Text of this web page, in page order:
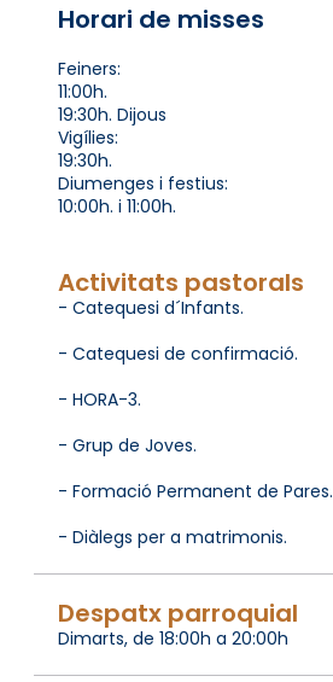
Horari de misses
Feiners:
11:00h.
19:30h. Dijous
Vigílies:
19:30h.
Diumenges i festius:
10:00h. i 11:00h.
Activitats pastorals
- Catequesi d´Infants.
- Catequesi de confirmació.
- HORA-3.
- Grup de Joves.
- Formació Permanent de Pares.
- Diàlegs per a matrimonis.
Despatx parroquial
Dimarts, de 18:00h a 20:00h